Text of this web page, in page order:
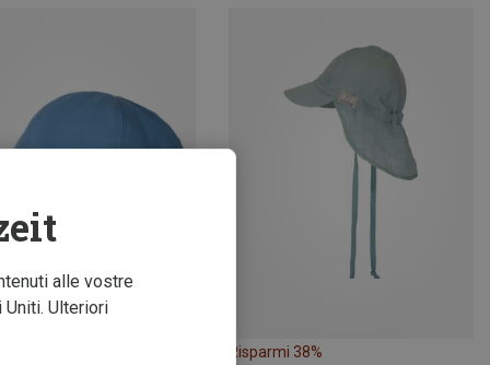
Risparmi 38%
alle vostre
Ulteriori